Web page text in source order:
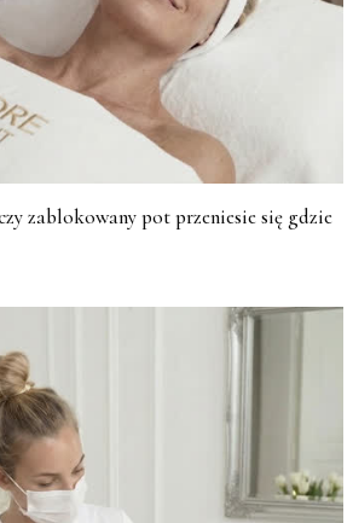
zablokowany pot przeniesie się gdzie